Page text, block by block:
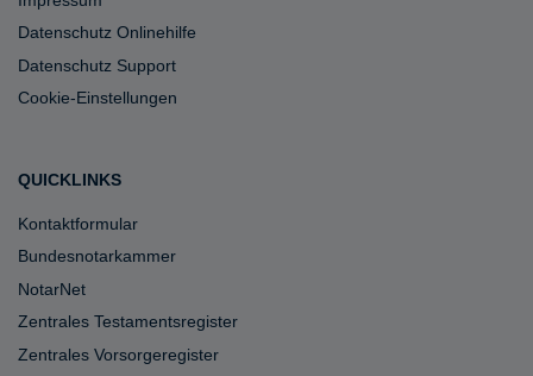
Datenschutz Onlinehilfe
Datenschutz Support
Cookie-Einstellungen
QUICKLINKS
Kontaktformular
Bundesnotarkammer
NotarNet
Zentrales Testamentsregister
Zentrales Vorsorgeregister